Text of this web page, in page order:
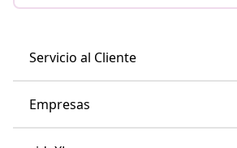
Servicio al Cliente
Empresas